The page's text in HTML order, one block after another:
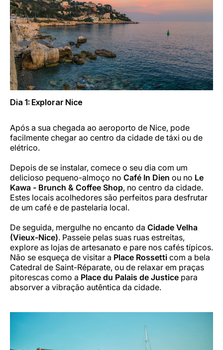
Dia 1: Explorar Nice
Após a sua chegada ao aeroporto de Nice, pode
facilmente chegar ao centro da cidade de táxi ou de
elétrico.
Depois de se instalar, comece o seu dia com um
delicioso pequeno-almoço no Café In Dien ou no Le
Kawa - Brunch & Coffee Shop, no centro da cidade.
Estes locais acolhedores são perfeitos para desfrutar
de um café e de pastelaria local.
De seguida, mergulhe no encanto da Cidade Velha
(Vieux-Nice). Passeie pelas suas ruas estreitas,
explore as lojas de artesanato e pare nos cafés típicos.
Não se esqueça de visitar a Place Rossetti com a bela
Catedral de Saint-Réparate, ou de relaxar em praças
pitorescas como a Place du Palais de Justice para
absorver a vibração autêntica da cidade.